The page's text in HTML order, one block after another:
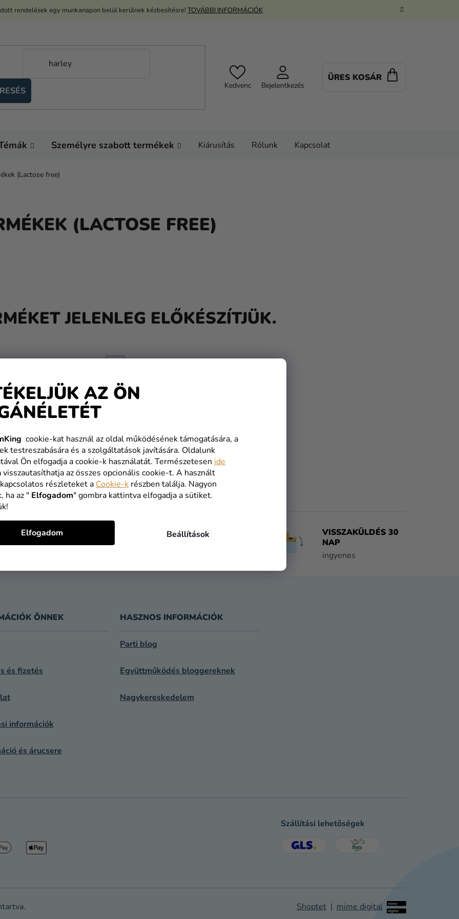
AZ ÖN
cookie-kat használ az oldal működésének támogatására, a
testreszabására és a szolgáltatások javítására. Oldalunk
Ön elfogadja a cookie-k használatát. Természetesen ide
az összes opcionális cookie-t. A használt
részleteket a Cookie-k részben találja. Nagyon
ha az " Elfogadom" gombra kattintva elfogadja a sütiket.
Beállítások
Elfogadom
rendelések egy munkanapon belül kerülnek kézbesítésre! TOVÁBBI INFORMÁCIÓK
Kedvenc Bejelentkezés
ÜRES KOSÁR
Személyre szabott termékek Kiárusítás Rólunk Kapcsolat
(Lactose free)
(LACTOSE FREE)
JELENLEG ELŐKÉSZÍTJÜK.
VÁSÁRLÁS FOLYTATÁSA
INGYENES
SZÁLLÍTÁS
1 NAPOS
VISSZAKÜLDÉS 30
NAP
ingyenes
ÖNNEK
és fizetés
információk
és árucsere
HASZNOS INFORMÁCIÓK
Parti blog
Együttműködés bloggereknek
Nagykereskedelem
Szállítási lehetőségek
Shoptet | mime digital